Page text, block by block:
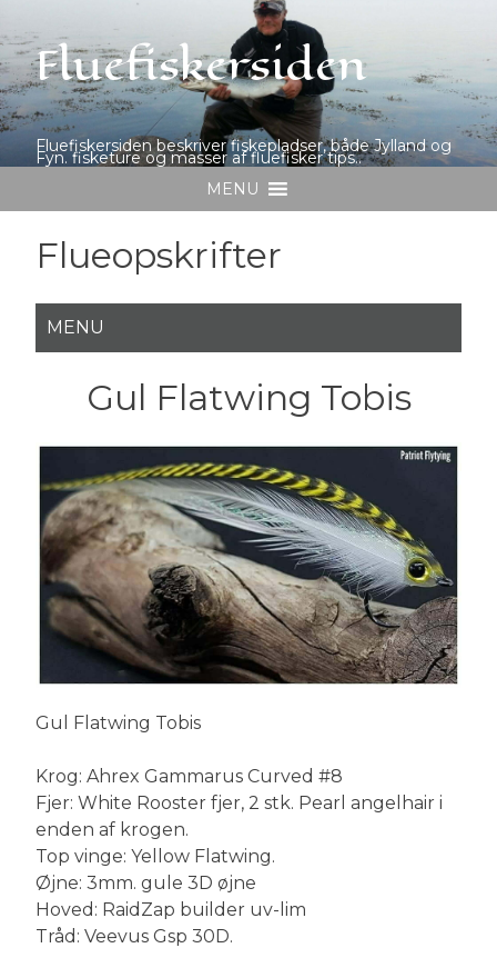
Fluefiskersiden
Fluefiskersiden beskriver fiskepladser, både Jylland og
Fyn. fisketure og masser af fluefisker tips..
MENU
Flueopskrifter
Gul Flatwing Tobis
Gul Flatwing Tobis
Krog: Ahrex Gammarus Curved #8
Fjer: White Rooster fjer, 2 stk. Pearl angelhair i
enden af krogen.
Top vinge: Yellow Flatwing.
Øjne: 3mm. gule 3D øjne
Hoved: RaidZap builder uv-lim
Tråd: Veevus Gsp 30D.